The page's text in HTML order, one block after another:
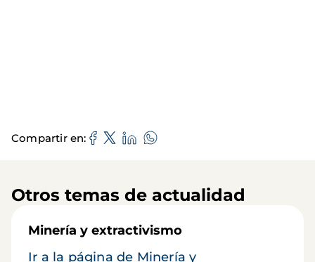
Compartir en
Otros temas de actualidad
Minería y extractivismo
Ir a la página de Minería y